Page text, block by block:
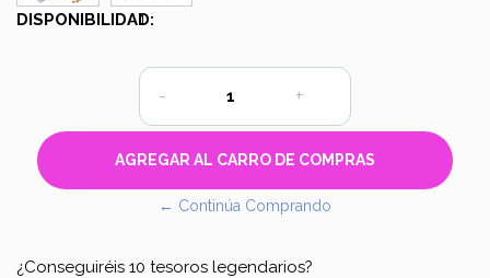
DISPONIBILIDAD:
1
- +
← Continúa Comprando
¿Conseguiréis 10 tesoros legendarios?